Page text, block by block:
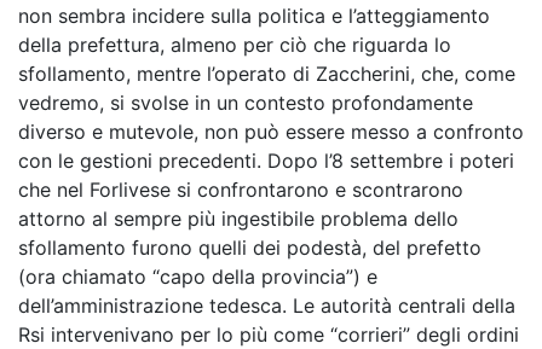
non sembra incidere sulla politica e l’atteggiamento
della prefettura, almeno per ciò che riguarda lo
sfollamento, mentre l’operato di Zaccherini, che, come
vedremo, si svolse in un contesto profondamente
diverso e mutevole, non può essere messo a confronto
con le gestioni precedenti. Dopo l’8 settembre i poteri
che nel Forlivese si confrontarono e scontrarono
attorno al sempre più ingestibile problema dello
sfollamento furono quelli dei podestà, del prefetto
(ora chiamato “capo della provincia”) e
dell’amministrazione tedesca. Le autorità centrali della
Rsi intervenivano per lo più come “corrieri” degli ordini